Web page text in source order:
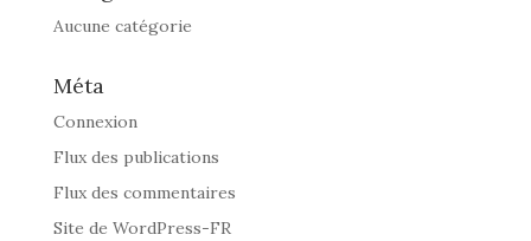
Aucune catégorie
Méta
Connexion
Flux des publications
Flux des commentaires
Site de WordPress-FR